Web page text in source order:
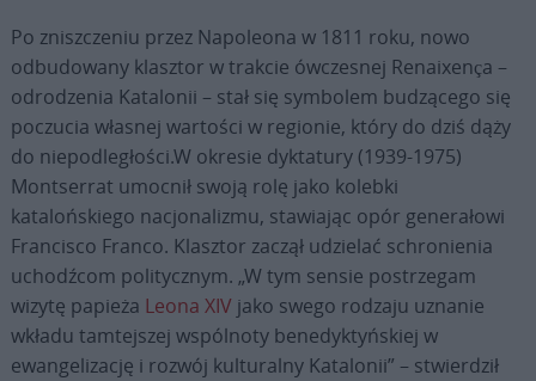
Po zniszczeniu przez Napoleona w 1811 roku, nowo
odbudowany klasztor w trakcie ówczesnej Renaixença –
odrodzenia Katalonii – stał się symbolem budzącego się
poczucia własnej wartości w regionie, który do dziś dąży
do niepodległości.W okresie dyktatury (1939-1975)
Montserrat umocnił swoją rolę jako kolebki
katalońskiego nacjonalizmu, stawiając opór generałowi
Francisco Franco. Klasztor zaczął udzielać schronienia
uchodźcom politycznym. „W tym sensie postrzegam
wizytę papieża Leona XIV jako swego rodzaju uznanie
wkładu tamtejszej wspólnoty benedyktyńskiej w
ewangelizację i rozwój kulturalny Katalonii” – stwierdził